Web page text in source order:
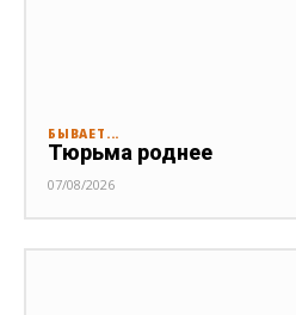
БЫВАЕТ...
Тюрьма роднее
07/08/2026